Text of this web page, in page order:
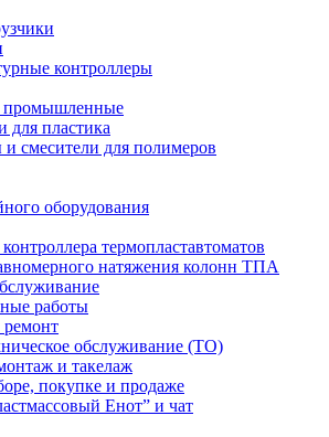
контроллеры
промышленные
для пластика
смесители для полимеров
оборудования
термопластавтоматов
натяжения колонн ТПА
работы
ремонт
обслуживание (ТО)
и такелаж
покупке и продаже
Енот” и чат